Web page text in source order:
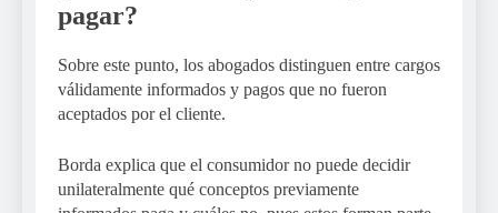
pagar?
Sobre este punto, los abogados distinguen entre cargos
válidamente informados y pagos que no fueron
aceptados por el cliente.
Borda explica que el consumidor no puede decidir
unilateralmente qué conceptos previamente